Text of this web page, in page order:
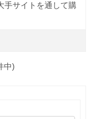
手サイトを通して購
中)